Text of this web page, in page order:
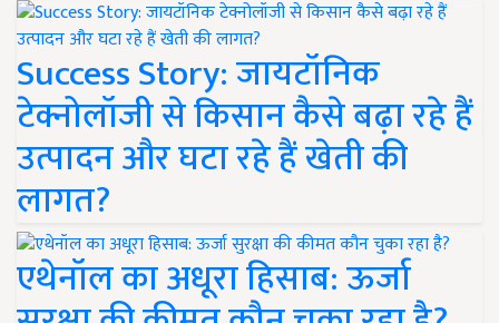
Success Story: जायटॉनिक
टेक्नोलॉजी से किसान कैसे बढ़ा रहे हैं
उत्पादन और घटा रहे हैं खेती की
लागत?
एथेनॉल का अधूरा हिसाब: ऊर्जा